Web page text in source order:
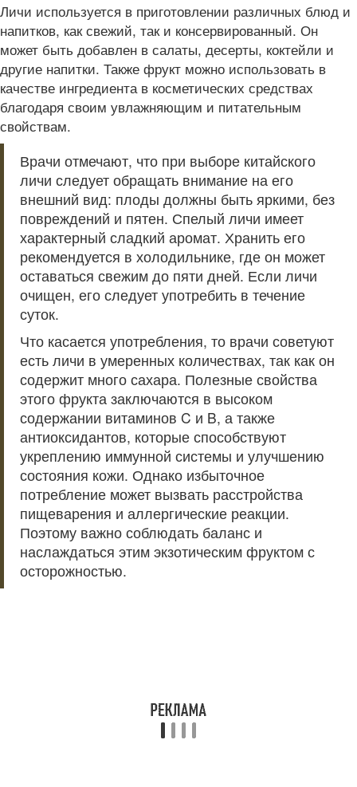
Личи используется в приготовлении различных блюд и
напитков, как свежий, так и консервированный. Он
может быть добавлен в салаты, десерты, коктейли и
другие напитки. Также фрукт можно использовать в
качестве ингредиента в косметических средствах
благодаря своим увлажняющим и питательным
свойствам.
Врачи отмечают, что при выборе китайского
личи следует обращать внимание на его
внешний вид: плоды должны быть яркими, без
повреждений и пятен. Спелый личи имеет
характерный сладкий аромат. Хранить его
рекомендуется в холодильнике, где он может
оставаться свежим до пяти дней. Если личи
очищен, его следует употребить в течение
суток.
Что касается употребления, то врачи советуют
есть личи в умеренных количествах, так как он
содержит много сахара. Полезные свойства
этого фрукта заключаются в высоком
содержании витаминов C и B, а также
антиоксидантов, которые способствуют
укреплению иммунной системы и улучшению
состояния кожи. Однако избыточное
потребление может вызвать расстройства
пищеварения и аллергические реакции.
Поэтому важно соблюдать баланс и
наслаждаться этим экзотическим фруктом с
осторожностью.